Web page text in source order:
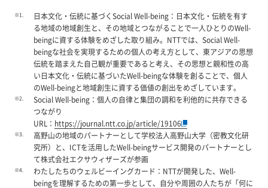
※1.
日本文化・伝統に基づくSocial Well-being：日本文化・伝統を有す
る地域の地域創生と、その地域とつながることで一人ひとりのWell-
beingに資する体験をめざした取り組み。NTTでは、Social Well-
beingな社会を実現するための個人の考え方として、東アジアの思想
伝統を踏まえた自己観が重要であると考え、その思想と親和性の高
い日本文化・伝統に基づいたWell-beingな体験を創ることで、個人
のWell-beingと地域創生に資する価値の創出をめざしています。
※2.
Social Well-being：個人の自律と集団の調和を利他的に共存できる
つながり
URL： https://journal.ntt.co.jp/article/19106
※3.
高野山の地域のパートナーとして学校法人高野山大学（密教文化研
究所）と、ICTを活用したWell-beingサービス開発のパートナーとし
て株式会社エクサウィザーズが参画
※4.
わたしたちのウェルビーイングカード：NTTが開発した、Well-
beingを理解するための第一歩として、自分や周囲の人たちが「何に